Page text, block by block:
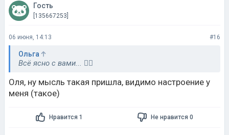
Гость
[135667253]
06 июня, 14:13 #16
Ольга
Всё ясно с вами... 🤦‍♀️
Оля, ну мысль такая пришла, видимо настроение у
меня (такое)
Нравится 1 Не нравится 0